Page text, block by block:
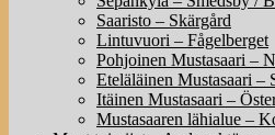
Saaristo – Skärgård
Lintuvuori – Fågelberget
Pohjoinen Mustasaari –
Eteläläinen Mustasaari –
Itäinen Mustasaari –
Mustasaaren lähialue –